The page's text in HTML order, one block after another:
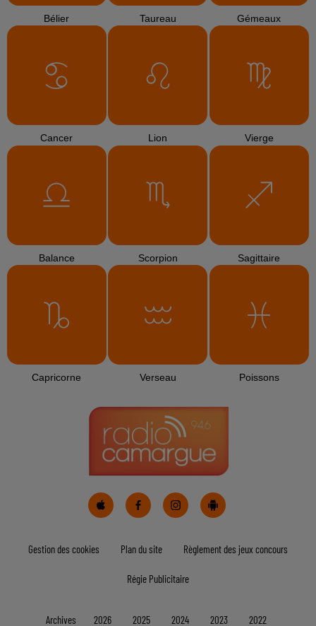
Bélier Taureau Gémeaux
Cancer Lion Vierge
Balance Scorpion Sagittaire
Capricorne Verseau Poissons
Gestion des cookies Plan du site Règlement des jeux concours
Régie Publicitaire
Archives 2026 2025 2024 2023 2022